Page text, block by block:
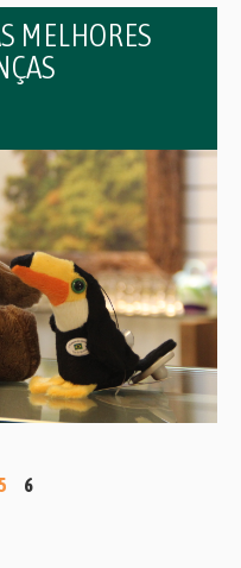
MELHORES
6